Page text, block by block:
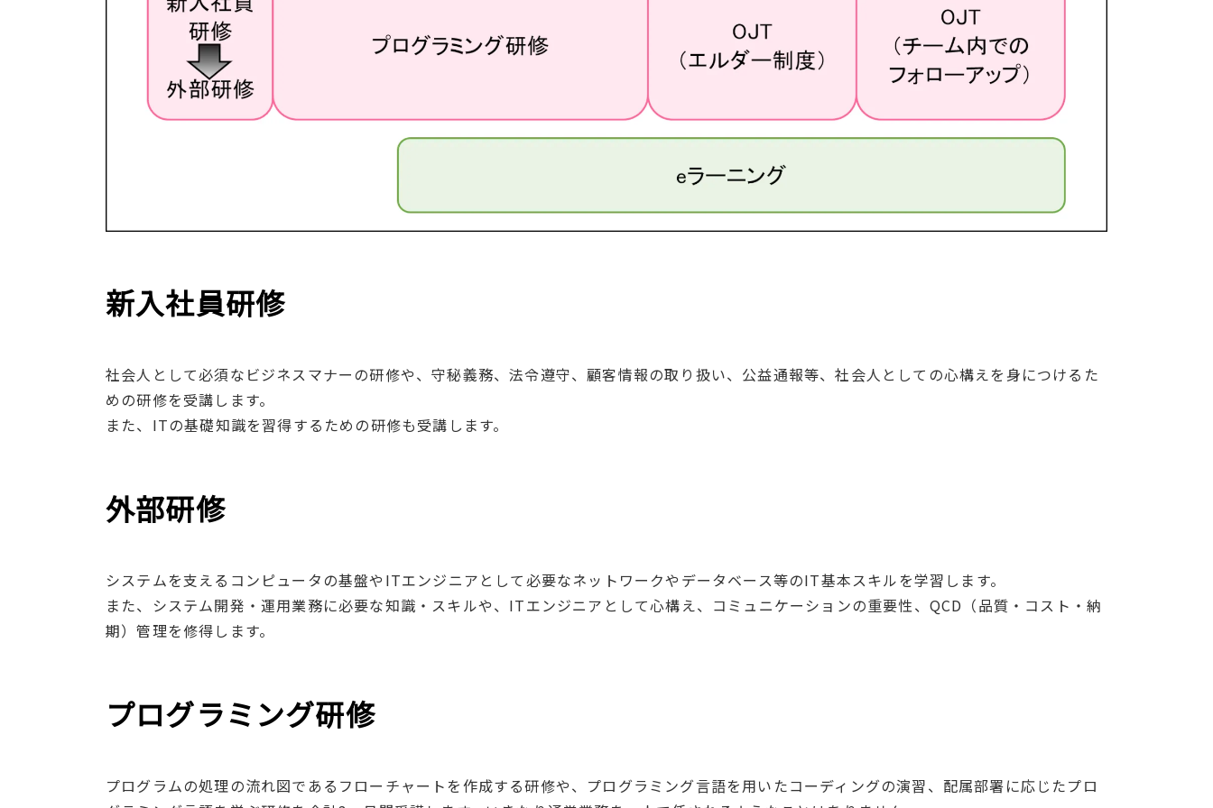
新入社員研修
社会人として必須なビジネスマナーの研修や、守秘義務、法令遵守、顧客情報の取り扱い、公益通報等、社会人としての心構えを身につけるた
めの研修を受講します。
また、ITの基礎知識を習得するための研修も受講します。
外部研修
システムを支えるコンピュータの基盤やITエンジニアとして必要なネットワークやデータベース等のIT基本スキルを学習します。
また、システム開発・運用業務に必要な知識・スキルや、ITエンジニアとして心構え、コミュニケーションの重要性、QCD（品質・コスト・納
期）管理を修得します。
プログラミング研修
プログラムの処理の流れ図であるフローチャートを作成する研修や、プログラミング言語を用いたコーディングの演習、配属部署に応じたプロ